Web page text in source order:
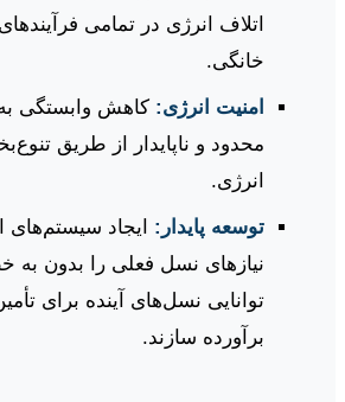
اتلاف انرژی در تمامی
خانگی.
امنیت انرژی: کاهش وابستگی به
محدود و ناپایدار از طریق
انرژی.
توسعه پایدار: ایجاد سیستم‌های
نیازهای نسل فعلی را بدون به
توانایی نسل‌های آینده برای
برآورده سازند.